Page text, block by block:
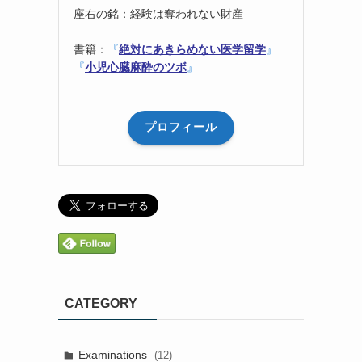
座右の銘：経験は奪われない財産
書籍： 『絶対にあきらめない医学留学』
『小児心臓麻酔のツボ』
プロフィール
CATEGORY
Examinations (12)